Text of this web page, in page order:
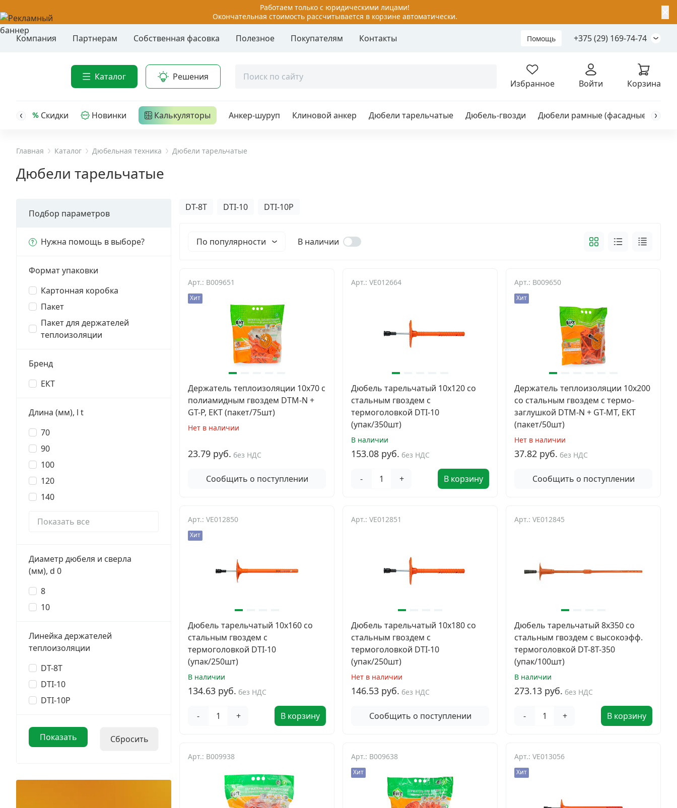
Работаем только с юридическими лицами!
Окончательная стоимость рассчитывается в корзине автоматически.
Компания Партнерам Собственная фасовка Полезное Покупателям Контакты Помощь +375 (29) 169-74-74
Избранное Войти Корзина
Каталог Решения
Распродажа
Уценка
Дюбельная техника
Заклепки
Гвозди и скобы
Хомуты и шуруп-шпильки
Шурупы и саморезы
Грузовой крепеж
Комплекты и наборы крепежа
Метрический крепеж
Нержавеющий крепеж
Перфорированный крепеж
Анкерные болты
головкой
Анкерный болт с гайкой
трех- распорный
головкой
Металлический анкер для
Скидки Новинки Калькуляторы Анкер-шуруп Клиновой анкер Дюбели тарельчатые Дюбель-гвозди Дюбели рамные (фасадные)
Главная Каталог Дюбельная техника Дюбели тарельчатые
Дюбели тарельчатые
Подбор параметров
Нужна помощь в выборе?
Формат упаковки
Картонная коробка
Пакет
Пакет для держателей
теплоизоляции
Бренд
ЕКТ
Длина (мм), l t
70
90
100
120
140
Показать все
Диаметр дюбеля и сверла
(мм), d 0
8
10
Линейка держателей
теплоизоляции
DT-8T
DTI-10
DTI-10P
DT-8T DTI-10 DTI-10P
По популярности В наличии
Арт.: B009651
Хит
Держатель теплоизоляции 10x70 с
полиамидным гвоздем DTM-N +
GT-P, ЕКТ (пакет/75шт)
Нет в наличии
23.79 руб. без НДС
Сообщить о поступлении
Арт.: VE012664
Дюбель тарельчатый 10х120 со
стальным гвоздем с
термоголовкой DTI-10
(упак/350шт)
В наличии
153.08 руб. без НДС
- + В корзину
Арт.: B009650
Хит
Держатель теплоизоляции 10x200
со стальным гвоздем с термо-
заглушкой DTM-N + GT-MT, ЕКТ
(пакет/50шт)
Нет в наличии
37.82 руб. без НДС
Сообщить о поступлении
Арт.: VE012850
Хит
Дюбель тарельчатый 10х160 со
стальным гвоздем с
термоголовкой DTI-10
(упак/250шт)
В наличии
134.63 руб. без НДС
- + В корзину
Арт.: VE012851
Дюбель тарельчатый 10х180 со
стальным гвоздем с
термоголовкой DTI-10
(упак/250шт)
Нет в наличии
146.53 руб. без НДС
Сообщить о поступлении
Арт.: VE012845
Дюбель тарельчатый 8х350 со
стальным гвоздем с высокоэфф.
термоголовкой DT-8T-350
(упак/100шт)
В наличии
273.13 руб. без НДС
- + В корзину
Арт.: B009938 Арт.: B009638
Хит
Арт.: VE013056
Хит